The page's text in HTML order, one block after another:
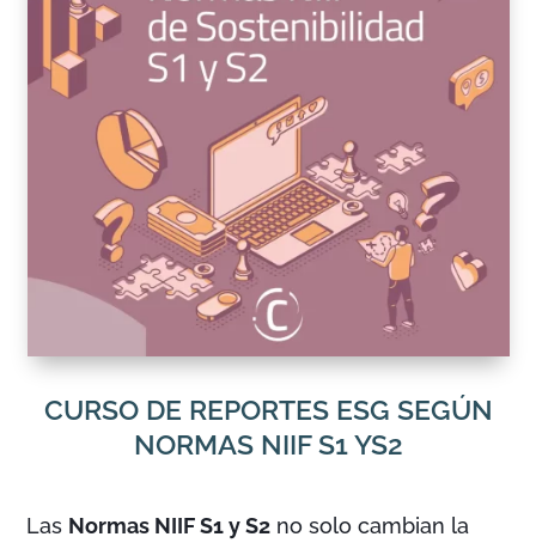
CURSO DE REPORTES ESG SEGÚN
NORMAS NIIF S1 YS2
Las Normas NIIF S1 y S2 no solo cambian la